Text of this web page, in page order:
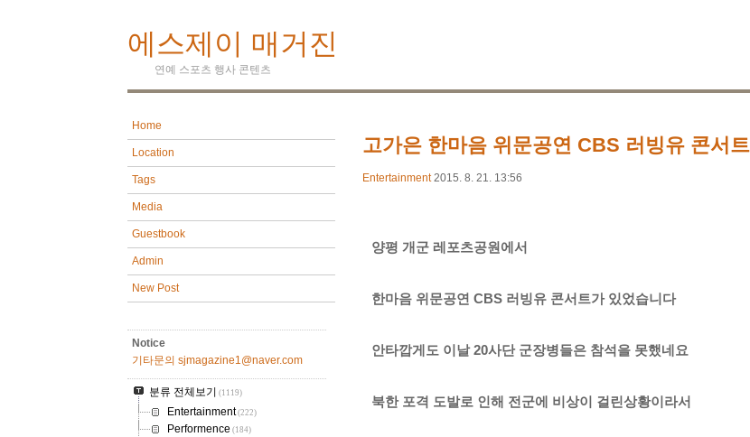
에스제이 매거진
연예 스포츠 행사 콘텐츠
Home
Location
Tags
Media
Guestbook
Admin
New Post
Notice
기타문의 sjmagazine1@naver.com
분류 전체보기 (1119)
Entertainment(222)
Performence (184)
고가은 한마음 위문공연 CBS 러빙유 콘서
Entertainment 2015. 8. 21. 13:56
양평 개군 레포츠공원에서
한마음 위문공연 CBS 러빙유 콘서트가 있었습니다
안타깝게도 이날 20사단 군장병들은 참석을 못했네요
북한 포격 도발로 인해 전군에 비상이 걸린상황이라서